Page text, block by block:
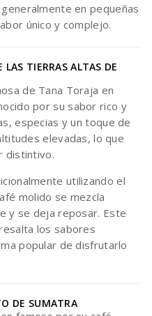
en pequeñas
único y complejo.
TIERRAS ALTAS DE
de Tana Toraja en
por su sabor rico y
especias y un toque de
elevadas, lo que
distintivo.
utilizando el
molido se mezcla
y se deja reposar. Este
los sabores
popular de disfrutarlo
DE SUMATRA